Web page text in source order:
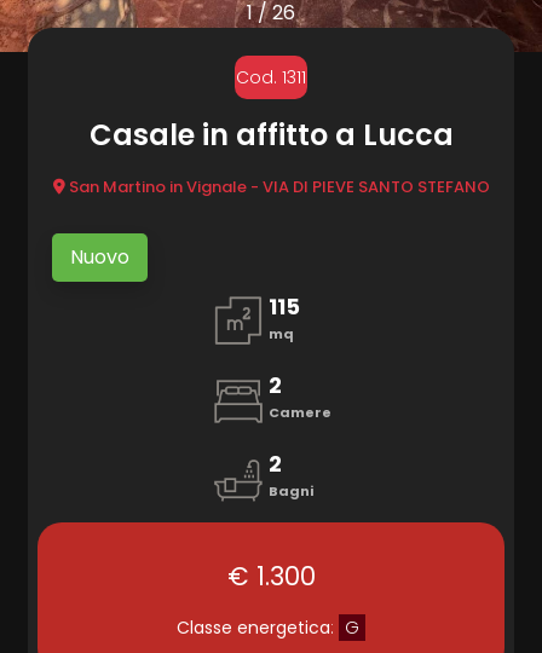
1/26
Cod. 1311
Casale in affitto a Lucca
San Martino in Vignale - VIA DI PIEVE SANTO STEFANO
Nuovo
115
mq
2
Camere
2
Bagni
€ 1.300
Classe energetica: G
CONTATTI
Comune